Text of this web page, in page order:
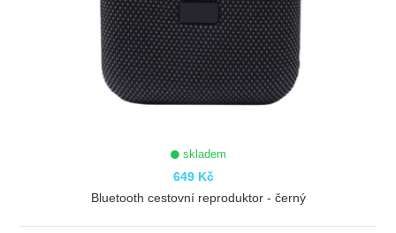
skladem
649 Kč
Bluetooth cestovní reproduktor - černý